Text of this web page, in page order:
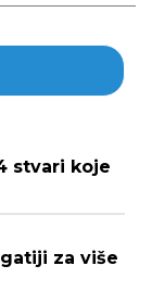
stvari koje
za više